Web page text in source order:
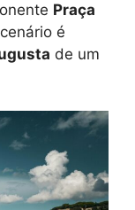
Praça
é
de um